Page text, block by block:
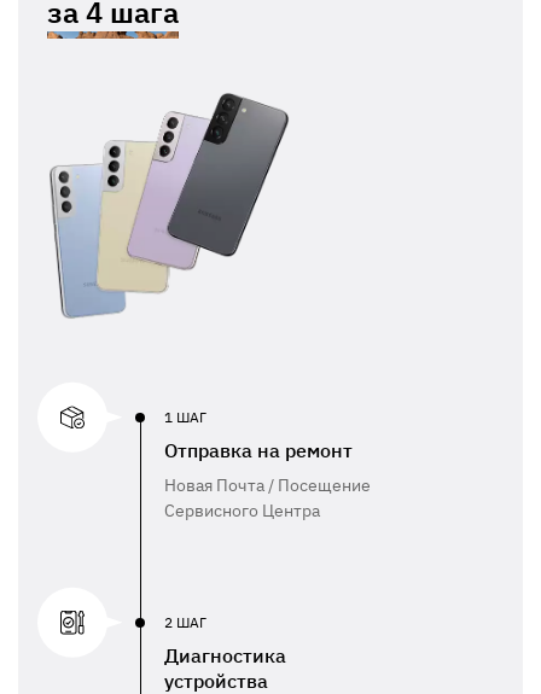
за4 шага
1 ШАГ
Отправка на ремонт
Новая Почта / Посещение
Сервисного Центра
2 ШАГ
Диагностика
устройства